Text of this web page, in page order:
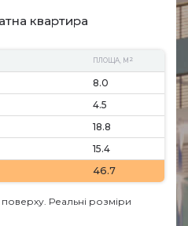
квартира
ПЛОЩА, М 2
8.0
4.5
18.8
15.4
46.7
Реальні розміри